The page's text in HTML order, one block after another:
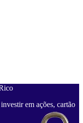
em ações, cartão